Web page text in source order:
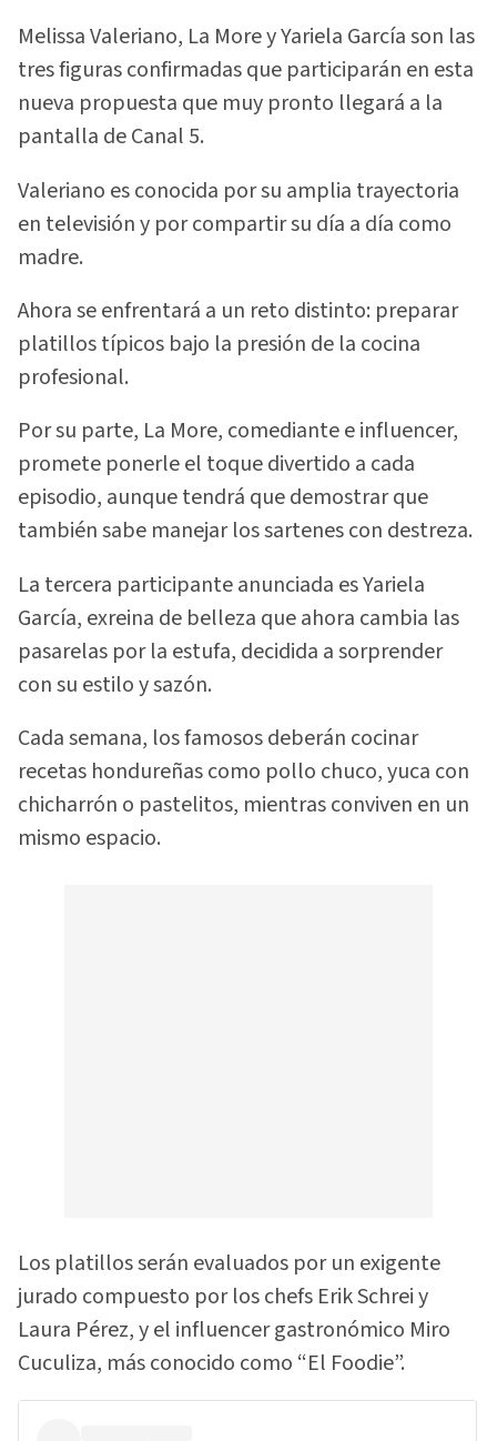
Melissa Valeriano, La More y Yariela García son las
tres figuras confirmadas que participarán en esta
nueva propuesta que muy pronto llegará a la
pantalla de Canal 5.
Valeriano es conocida por su amplia trayectoria
en televisión y por compartir su día a día como
madre.
Ahora se enfrentará a un reto distinto: preparar
platillos típicos bajo la presión de la cocina
profesional.
Por su parte, La More, comediante e influencer,
promete ponerle el toque divertido a cada
episodio, aunque tendrá que demostrar que
también sabe manejar los sartenes con destreza.
La tercera participante anunciada es Yariela
García, exreina de belleza que ahora cambia las
pasarelas por la estufa, decidida a sorprender
con su estilo y sazón.
Cada semana, los famosos deberán cocinar
recetas hondureñas como pollo chuco, yuca con
chicharrón o pastelitos, mientras conviven en un
mismo espacio.
Los platillos serán evaluados por un exigente
jurado compuesto por los chefs Erik Schrei y
Laura Pérez, y el influencer gastronómico Miro
Cuculiza, más conocido como “El Foodie”.